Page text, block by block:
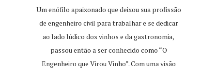
Um enófilo apaixonado que deixou sua profissão
de engenheiro civil para trabalhar e se dedicar
ao lado lúdico dos vinhos e da gastronomia,
passou então a ser conhecido como “O
Engenheiro que Virou Vinho”. Com uma visão